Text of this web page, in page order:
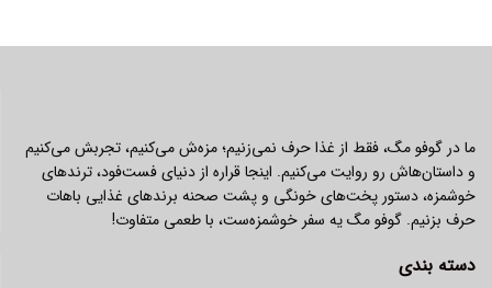
ما در گوفو مگ، فقط از غذا حرف نمی‌زنیم؛ مزه‌ش می‌کنیم، تجربش می‌کنیم
و داستان‌هاش رو روایت می‌کنیم. اینجا قراره از دنیای فست‌فود، ترندهای
خوشمزه، دستور پخت‌های خونگی و پشت صحنه برندهای غذایی باهات
حرف بزنیم. گوفو مگ یه سفر خوشمزه‌ست، با طعمی متفاوت!
دسته بندی